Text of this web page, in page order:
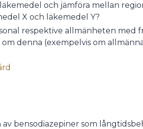
och jämföra mellan
X och läkemedel Y?
respektive allmänheten med
denna (exempelvis om
bensodiazepiner som